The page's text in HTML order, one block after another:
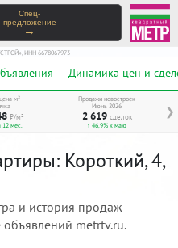
Спец-
предложение
→
ИНН 6678067973
Динамика цен и
❯
м²
₽/м²
12 мес.
Продажи новостроек
Июнь 2026
2 619 сделок
↑ 46,9% к маю
Короткий, 4,
и история продаж
metrtv.ru.